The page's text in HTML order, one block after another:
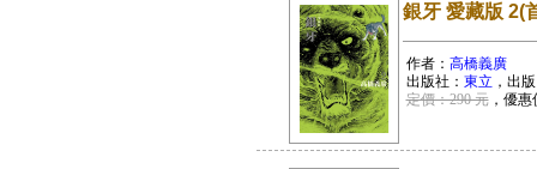
銀牙 愛藏版 2(
作者： 高橋義廣
出版社： 東立 ，出
定價：290 元，優惠